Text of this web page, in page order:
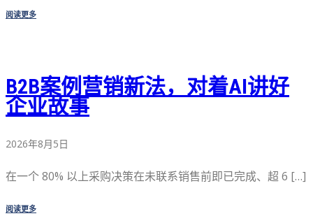
阅读更多
B2B案例营销新法，对着AI讲好
企业故事
2026年8月5日
在一个 80% 以上采购决策在未联系销售前即已完成、超 6 […]
阅读更多